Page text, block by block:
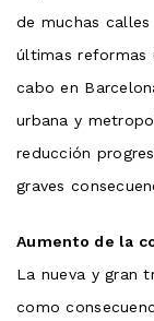
de muchas
últimas reformas
cabo en
urbana y
reducción
graves
Aumento de la
La nueva y gran
como